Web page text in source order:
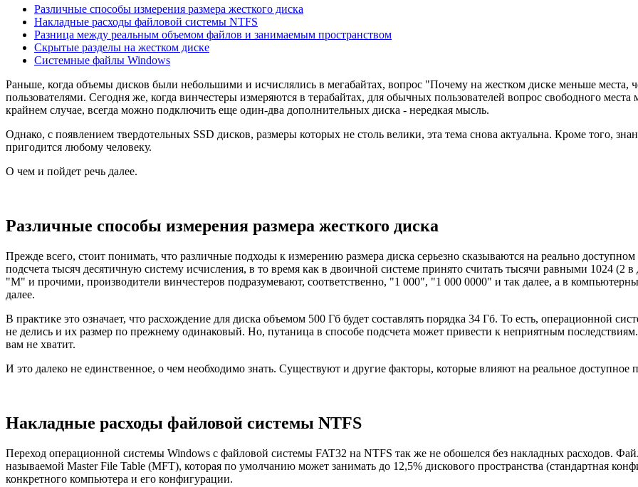
Различные способы измерения размера жесткого диска
Накладные расходы файловой системы NTFS
Разница между реальным объемом файлов и занимаемым пространством
Скрытые разделы на жестком диске
Системные файлы Windows
Раньше, когда объемы дисков были небольшими и исчислялись в мегабайтах, вопрос "Почему на жестком диске меньше места,
пользователями. Сегодня же, когда винчестеры измеряются в терабайтах, для обычных пользователей вопрос свободного места
крайнем случае, всегда можно подключить еще один-два дополнительных диска - нередкая мысль.
Однако, с появлением твердотельных SSD дисков, размеры которых не столь велики, эта тема снова актуальна. Кроме того,
пригодится любому человеку.
О чем и пойдет речь далее.
Различные способы измерения размера жесткого диска
Прежде всего, стоит понимать, что различные подходы к измерению размера диска серьезно сказываются на реально
подсчета тысяч десятичную систему исчисления, в то время как в двоичной системе принято считать тысячи равными 1024
"М" и прочими, производители винчестеров подразумевают, соответственно, "1 000", "1 000 0000" и так далее, а в
далее.
В практике это означает, что расхождение для диска объемом 500 Гб будет составлять порядка 34 Гб. То есть, операционной
не делись и их размер по прежнему одинаковый. Но, путаница в способе подсчета может привести к неприятным
вам не хватит.
И это далеко не единственное, о чем необходимо знать. Существуют и другие факторы, которые влияют на реальное доступное
Накладные расходы файловой системы NTFS
Переход операционной системы Windows с файловой системы FAT32 на NTFS так же не обошелся без накладных расходов.
называемой Master File Table (MFT), которая по умолчанию может занимать до 12,5% дискового пространства (стандартная
конкретного компьютера и его конфигурации.